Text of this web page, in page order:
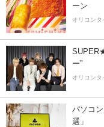
ーン
オリコンタ
ー”
オリコンタ
パソコ
選」